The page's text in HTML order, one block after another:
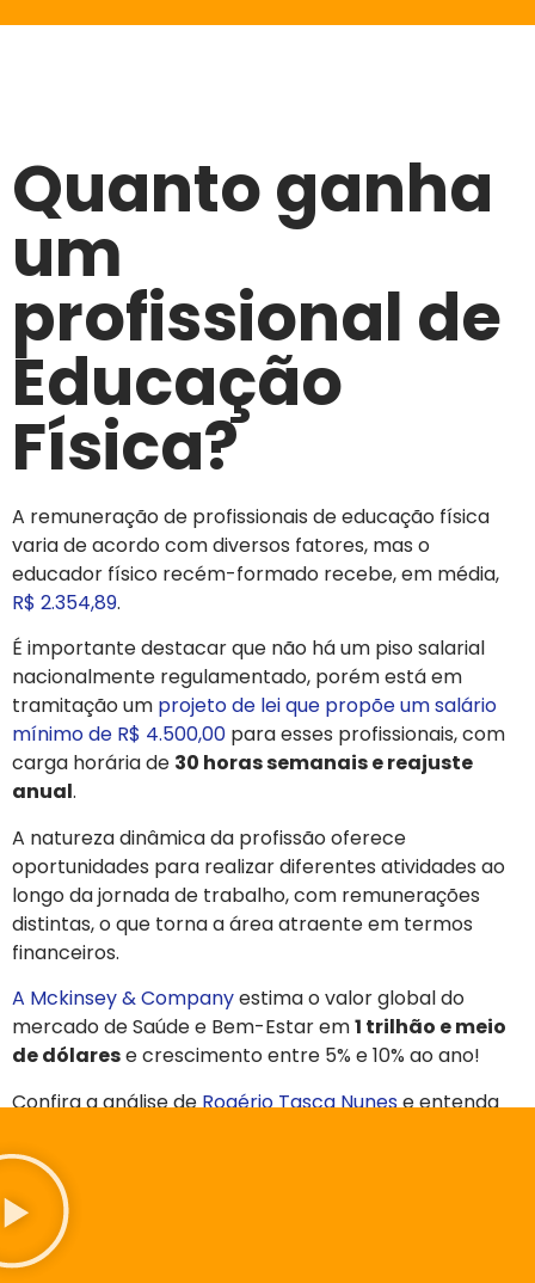
Quanto ganha
um
profissional de
Educação
Física?
A remuneração de profissionais de educação física
varia de acordo com diversos fatores, mas o
educador físico recém-formado recebe, em média,
R$ 2.354,89.
É importante destacar que não há um piso salarial
nacionalmente regulamentado, porém está em
tramitação um projeto de lei que propõe um salário
mínimo de R$ 4.500,00 para esses profissionais, com
carga horária de 30 horas semanais e reajuste
anual.
A natureza dinâmica da profissão oferece
oportunidades para realizar diferentes atividades ao
longo da jornada de trabalho, com remunerações
distintas, o que torna a área atraente em termos
financeiros.
A Mckinsey & Companyestima o valor global do
mercado de Saúde e Bem-Estar em1 trilhão e meio
de dólarese crescimento entre 5% e 10% ao ano!
Confira a análise deRogério Tasca Nunese entenda
ganhar muito dinheiro